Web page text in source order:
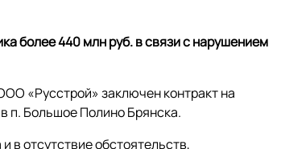
более 440 млн руб. в связи с нарушением
«Русстрой» заключен контракт на
п. Большое Полино Брянска.
в отсутствие обстоятельств,